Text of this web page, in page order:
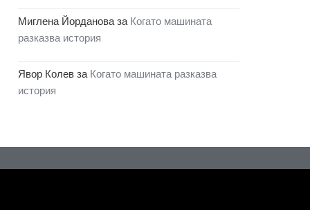
Миглена Йорданова за Когато машината
разказва история
Явор Колев за Когато машината разказва
история